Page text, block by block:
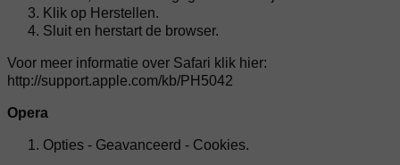
Klik op Herstellen.
Sluit en herstart de browser.
Voor meer informatie over Safari klik hier:
http://support.apple.com/kb/PH5042
Opera
Opties - Geavanceerd - Cookies.